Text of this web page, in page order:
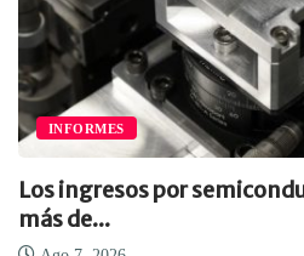
INFORMES
Los ingresos por
más de...